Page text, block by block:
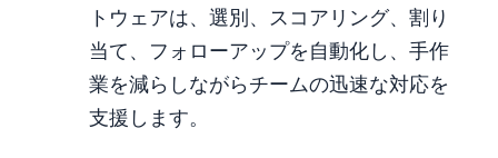
トウェアは、選別、スコアリング、割り
当て、フォローアップを自動化し、手作
業を減らしながらチームの迅速な対応を
支援します。